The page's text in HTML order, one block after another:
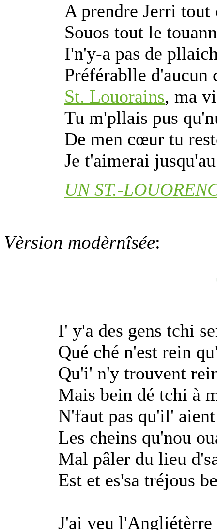
A prendre Jerri tout
Souos tout le
I'n'y-a pas de
Préférablle d'aucun
St. Louorains, ma
Tu m'pllais pus
De men cœur tu
Je t'aimerai
UN ST.-
Vèrsion modèrnîsée:
I' y'a des gens tchi
Qué ché n'est rein
Qu'i' n'y trouvent
Mais bein dé tchi à
N'faut pas qu'il'
Les cheins qu'nou
Mal pâler du lieu
Est et es'sa tréjous
J'ai veu l'Angliétèrre